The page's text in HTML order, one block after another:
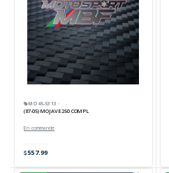
MO45-5313 ·
(87-05) MOJAVE250 COMPL
En commande
557.99